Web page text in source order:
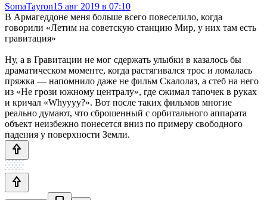
SomaTayron15 авг 2019 в 07:10
В Армагеддоне меня больше всего повеселило, когда
говорили «Летим на советскую станцию Мир, у них там есть
гравитация»
Ну, а в Гравитации не мог сдержать улыбки в казалось бы
драматическом моменте, когда растягивался трос и ломалась
пряжка — напомнило даже не фильм Скалолаз, а стеб на него
из «Не грози южному централу», где сжимал тапочек в руках
и кричал «Whyyyy?». Вот после таких фильмов многие
реально думают, что сброшенный с орбитального аппарата
объект неизбежно понесется вниз по примеру свободного
падения у поверхности Земли.